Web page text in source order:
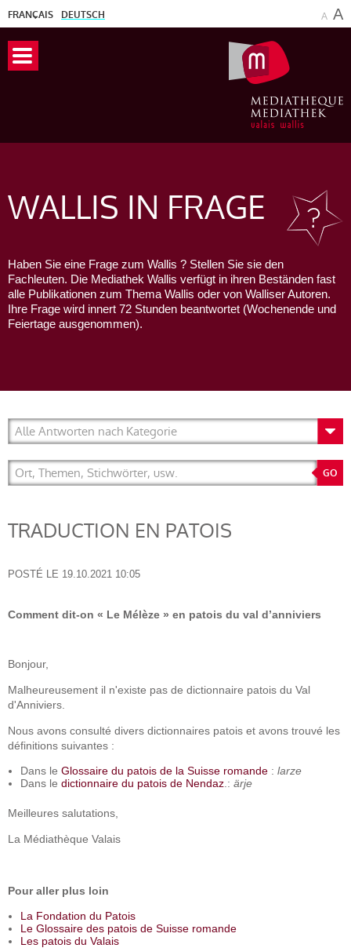
FRANÇAIS DEUTSCH A A
WALLIS IN FRAGE
Haben Sie eine Frage zum Wallis ? Stellen Sie sie den
Fachleuten. Die Mediathek Wallis verfügt in ihren Beständen fast
alle Publikationen zum Thema Wallis oder von Walliser Autoren.
Ihre Frage wird innert 72 Stunden beantwortet (Wochenende und
Feiertage ausgenommen).
TRADUCTION EN PATOIS
POSTÉ LE 19.10.2021 10:05
Comment dit-on « Le Mélèze » en patois du val d’anniviers
Bonjour,
Malheureusement il n'existe pas de dictionnaire patois du Val
d'Anniviers.
Nous avons consulté divers dictionnaires patois et avons trouvé les
définitions suivantes :
Dans le Glossaire du patois de la Suisse romande : larze
Dans le dictionnaire du patois de Nendaz .: ärje
Meilleures salutations,
La Médiathèque Valais
Pour aller plus loin
La Fondation du Patois
Le Glossaire des patois de Suisse romande
Les patois du Valais